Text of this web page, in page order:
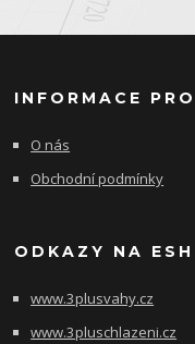
INFORMACE
O nás
Obchodní podmínky
ODKAZY NA
www.3plusvahy.cz
www.3pluschlazeni.cz